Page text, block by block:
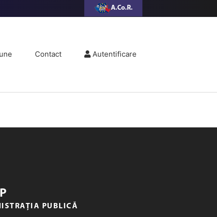
A.Co.R.
Contact Autentificare
PUBLICĂ